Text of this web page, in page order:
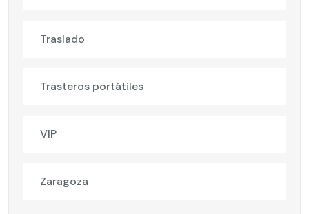
Traslado
Trasteros portátiles
VIP
Zaragoza